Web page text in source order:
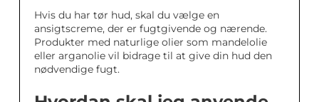
Hvis du har tør hud, skal du vælge en
ansigtscreme, der er fugtgivende og nærende.
Produkter med naturlige olier som mandelolie
eller arganolie vil bidrage til at give din hud den
nødvendige fugt.